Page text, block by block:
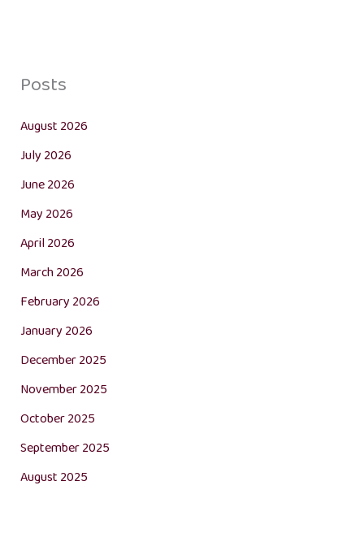
Posts
August 2026
July 2026
June 2026
May 2026
April 2026
March 2026
February 2026
January 2026
December 2025
November 2025
October 2025
September 2025
August 2025